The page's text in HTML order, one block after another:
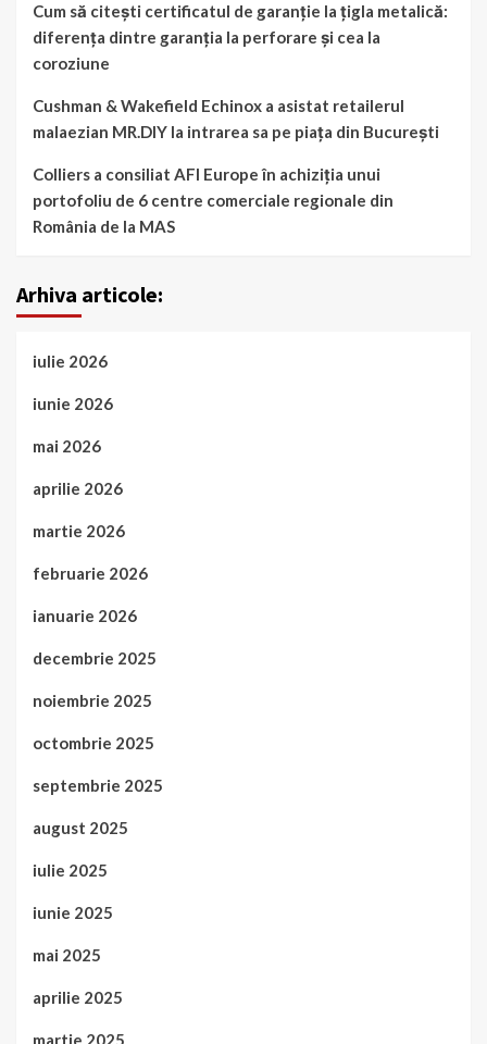
Cum să citești certificatul de garanție la țigla metalică:
diferența dintre garanția la perforare și cea la
coroziune
Cushman & Wakefield Echinox a asistat retailerul
malaezian MR.DIY la intrarea sa pe piața din București
Colliers a consiliat AFI Europe în achiziția unui
portofoliu de 6 centre comerciale regionale din
România de la MAS
Arhiva articole:
iulie 2026
iunie 2026
mai 2026
aprilie 2026
martie 2026
februarie 2026
ianuarie 2026
decembrie 2025
noiembrie 2025
octombrie 2025
septembrie 2025
august 2025
iulie 2025
iunie 2025
mai 2025
aprilie 2025
martie 2025